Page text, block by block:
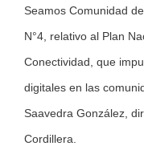
Seamos Comunidad
N°4, relativo al Plan
Conectividad, que
digitales en las
Saavedra González,
Cordillera.